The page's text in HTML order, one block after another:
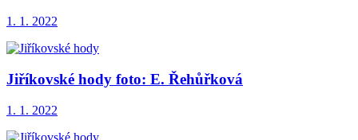
1. 1. 2022
Jiříkovské hody foto: E. Řehůřková
1. 1. 2022